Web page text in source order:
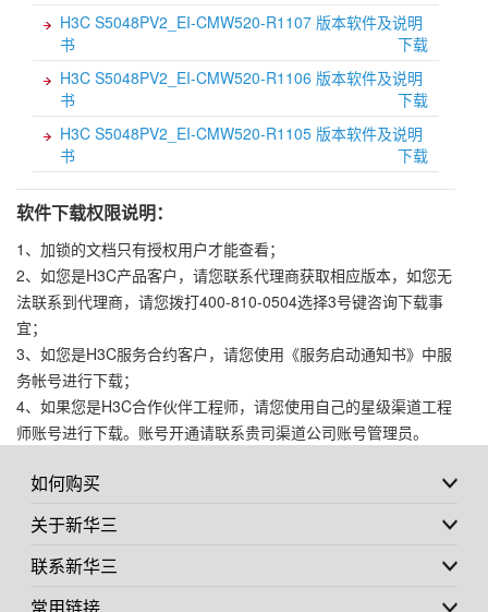
H3C S5048PV2_EI-CMW520-R1107 版本软件及说明
书
下载
H3C S5048PV2_EI-CMW520-R1106 版本软件及说明
书
下载
H3C S5048PV2_EI-CMW520-R1105 版本软件及说明
书
下载
软件下载权限说明：
1、加锁的文档只有授权用户才能查看；
2、如您是H3C产品客户，请您联系代理商获取相应版本，如您无
法联系到代理商，请您拨打400-810-0504选择3号键咨询下载事
宜；
3、如您是H3C服务合约客户，请您使用《服务启动通知书》中服
务帐号进行下载；
4、如果您是H3C合作伙伴工程师，请您使用自己的星级渠道工程
师账号进行下载。账号开通请联系贵司渠道公司账号管理员。
如何购买
关于新华三
联系新华三